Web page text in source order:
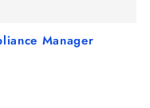
Manager